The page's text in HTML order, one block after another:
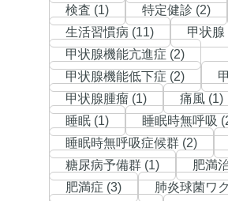
検査 (1)
特定健診 (2)
生活習慣病 (11)
甲状腺
甲状腺機能亢進症 (2)
甲状腺機能低下症 (2)
甲状腺腫瘤 (1)
痛風 (1)
睡眠 (1)
睡眠時無呼吸
睡眠時無呼吸症候群 (2)
糖尿病予備群 (1)
肥満
肥満症 (3)
肺炎球菌ワ